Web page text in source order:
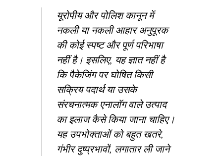
यूरोपीय और पोलिश कानून में
नकली या नकली आहार अनुपूरक
की कोई स्पष्ट और पूर्ण परिभाषा
नहीं है। इसलिए, यह ज्ञात नहीं है
कि पैकेजिंग पर घोषित किसी
सक्रिय पदार्थ या उसके
संरचनात्मक एनालॉग वाले उत्पाद
का इलाज कैसे किया जाना चाहिए।
यह उपभोक्ताओं को बहुत खतरे,
गंभीर दुष्प्रभावों, लगातार ली जाने